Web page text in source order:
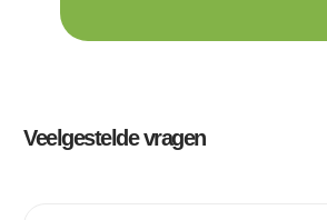
Veelgestelde vragen